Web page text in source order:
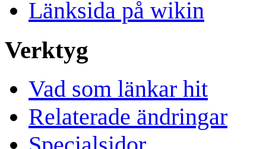
Länksida på wikin
Verktyg
Vad som länkar hit
Relaterade ändringar